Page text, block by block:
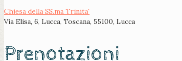
Chiesa della SS.ma Trinita'
Via Elisa, 6, Lucca, Toscana, 55100, Lucca
Prenotazioni